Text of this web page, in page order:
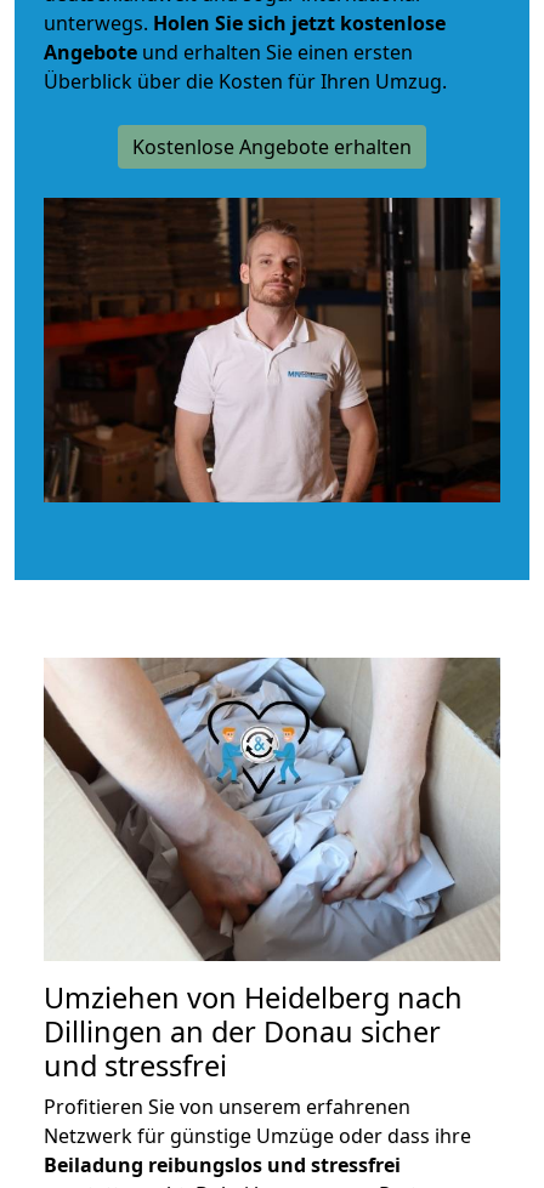
unterwegs. Holen Sie sich jetzt kostenlose
Angebote und erhalten Sie einen ersten
Überblick über die Kosten für Ihren Umzug.
Kostenlose Angebote erhalten
Umziehen von Heidelberg nach
Dillingen an der Donau sicher
und stressfrei
Profitieren Sie von unserem erfahrenen
Netzwerk für günstige Umzüge oder dass ihre
Beiladung reibungslos und stressfrei